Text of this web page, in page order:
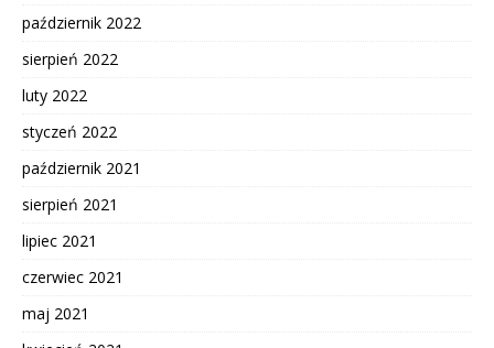
październik 2022
sierpień 2022
luty 2022
styczeń 2022
październik 2021
sierpień 2021
lipiec 2021
czerwiec 2021
maj 2021